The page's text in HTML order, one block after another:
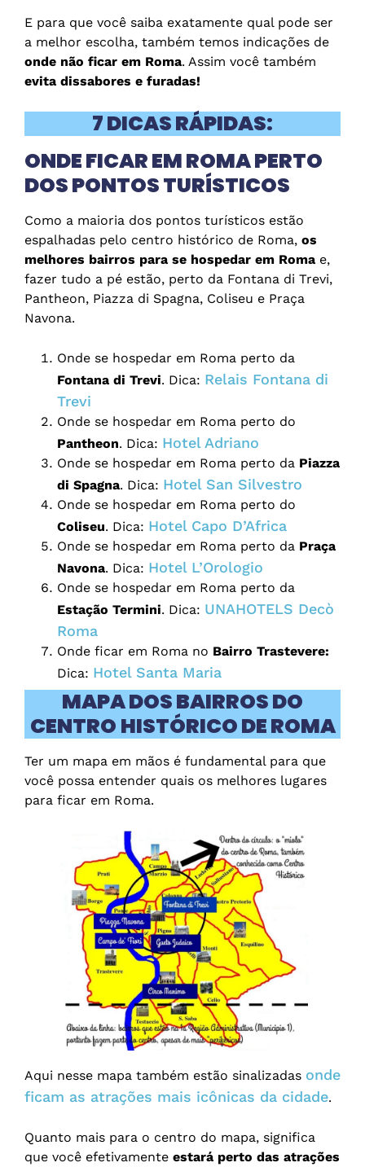
E para que você saiba exatamente qual pode ser
a melhor escolha, também temos indicações de
onde não ficar em Roma. Assim você também
evita dissabores e furadas!
7 DICAS RÁPIDAS:
ONDE FICAR EM ROMA PERTO
DOS PONTOS TURÍSTICOS
Como a maioria dos pontos turísticos estão
espalhadas pelo centro histórico de Roma, os
melhores bairros para se hospedar em Roma e,
fazer tudo a pé estão, perto da Fontana di Trevi,
Pantheon, Piazza di Spagna, Coliseu e Praça
Navona.
Onde se hospedar em Roma perto da
Fontana di Trevi. Dica: Relais Fontana di
Trevi
Onde se hospedar em Roma perto do
Pantheon. Dica: Hotel Adriano
Onde se hospedar em Roma perto da Piazza
di Spagna. Dica: Hotel San Silvestro
Onde se hospedar em Roma perto do
Coliseu. Dica: Hotel Capo D’Africa
Onde se hospedar em Roma perto da Praça
Navona. Dica: Hotel L’Orologio
Onde se hospedar em Roma perto da
Estação Termini. Dica: UNAHOTELS Decò
Roma
Onde ficar em Roma no Bairro Trastevere:
Dica: Hotel Santa Maria
MAPA DOS BAIRROS DO
CENTRO HISTÓRICO DE ROMA
Ter um mapa em mãos é fundamental para que
você possa entender quais os melhores lugares
para ficar em Roma.
Aqui nesse mapa também estão sinalizadas onde
ficam as atrações mais icônicas da cidade.
Quanto mais para o centro do mapa, significa
que você efetivamente estará perto das atrações